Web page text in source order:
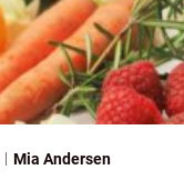
Mia Andersen